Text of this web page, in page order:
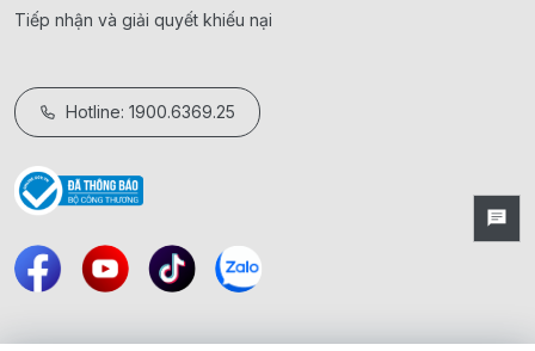
Tiếp nhận và giải quyết khiếu nại
Hotline: 1900.6369.25